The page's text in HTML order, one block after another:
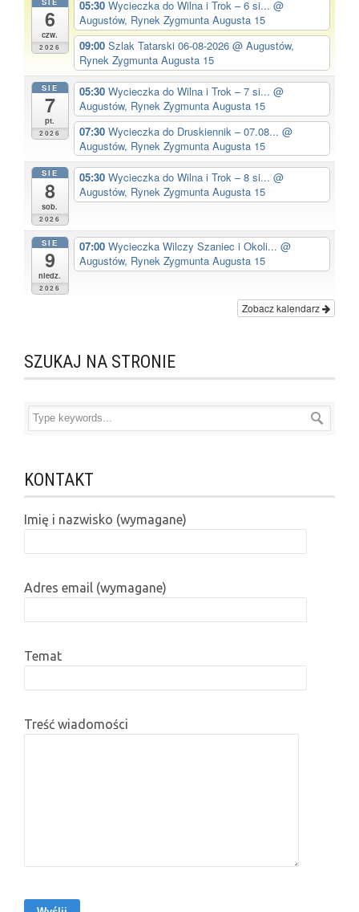
6
czw.
2026
05:30 Wycieczka do Wilna i Trok – 6 si... @
Augustów, Rynek Zygmunta Augusta 15
09:00 Szlak Tatarski 06-08-2026 @ Augustów,
Rynek Zygmunta Augusta 15
SIE
7
pt.
2026
05:30 Wycieczka do Wilna i Trok – 7 si... @
Augustów, Rynek Zygmunta Augusta 15
07:30 Wycieczka do Druskiennik – 07.08... @
Augustów, Rynek Zygmunta Augusta 15
SIE
8
sob.
2026
05:30 Wycieczka do Wilna i Trok – 8 si... @
Augustów, Rynek Zygmunta Augusta 15
SIE
9
niedz.
2026
07:00 Wycieczka Wilczy Szaniec i Okoli... @
Augustów, Rynek Zygmunta Augusta 15
Zobacz kalendarz
SZUKAJ NA STRONIE
KONTAKT
Imię i nazwisko (wymagane)
Adres email (wymagane)
Temat
Treść wiadomości